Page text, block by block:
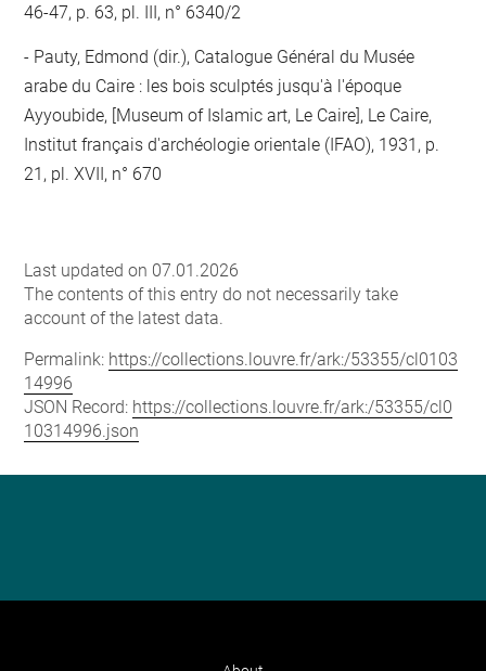
46-47, p. 63, pl. III, n° 6340/2
- Pauty, Edmond (dir.), Catalogue Général du Musée
arabe du Caire : les bois sculptés jusqu'à l'époque
Ayyoubide, [Museum of Islamic art, Le Caire], Le Caire,
Institut français d'archéologie orientale (IFAO), 1931, p.
21, pl. XVII, n° 670
Last updated on 07.01.2026
The contents of this entry do not necessarily take
account of the latest data.
Permalink: https://collections.louvre.fr/ark:/53355/cl0103
14996
JSON Record: https://collections.louvre.fr/ark:/53355/cl0
10314996.json